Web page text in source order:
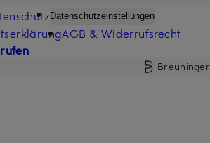
Datenschutzeinstellungen
AGB & Widerrufsrecht
Breuninger